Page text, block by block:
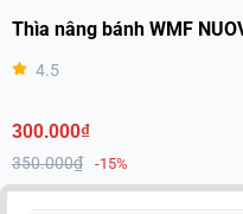
Thìa nâng bánh WMF
4.5
300.000₫
350.000₫ -15%